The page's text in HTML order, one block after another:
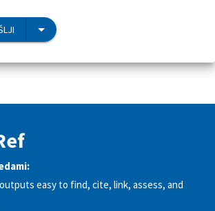
easy to find, cite, link, assess, and